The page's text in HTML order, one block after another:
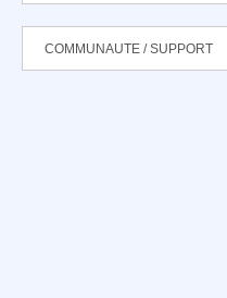
COMMUNAUTE / SUPPORT